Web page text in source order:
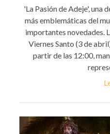
'La Pasión de Adeje', una
más emblemáticas del
importantes novedades.
Viernes Santo (3 de
partir de las 12:00,